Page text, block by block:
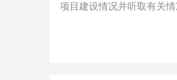
项目建设情况并听取有关